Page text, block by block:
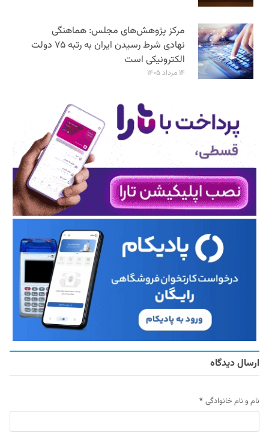
مرکز پژوهش‌های مجلس: هماهنگی
نهادی شرط رسیدن ایران به رتبه ۷۵ دولت
الکترونیکی است
۱۴ مرداد ۱۴۰۵
ارسال دیدگاه
نام و نام خانوادگی *